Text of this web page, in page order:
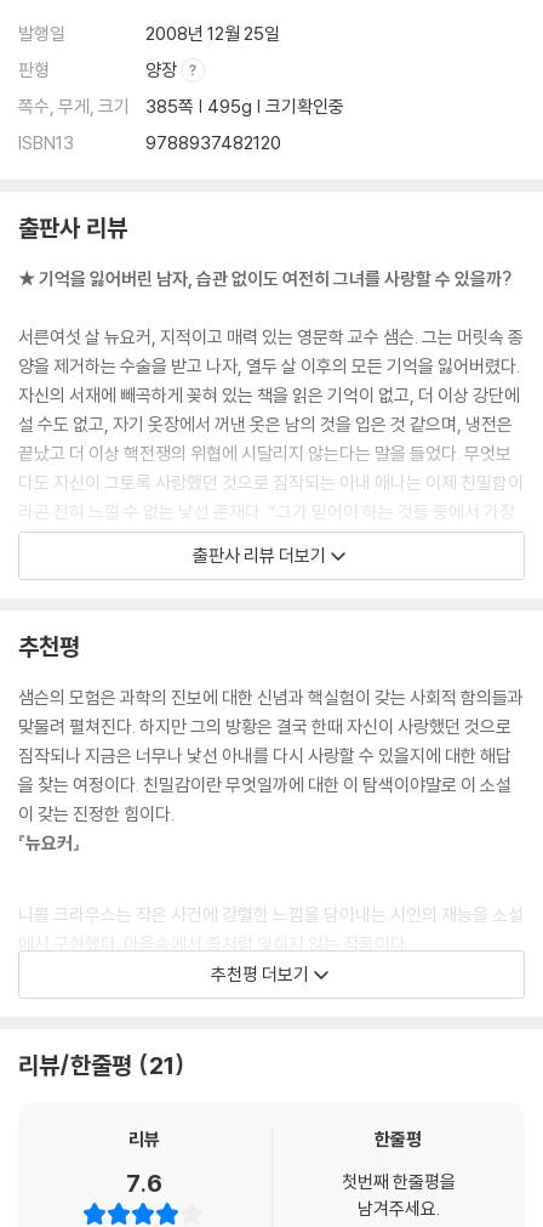
발행일
2008년 12월 25일
판형
양장
쪽수, 무게, 크기
385쪽 | 495g | 크기확인중
ISBN13
9788937482120
출판사 리뷰
★ 기억을 잃어버린 남자, 습관 없이도 여전히 그녀를 사랑할 수 있을까?
서른여섯 살 뉴요커, 지적이고 매력 있는 영문학 교수 샘슨. 그는 머릿속 종
양을 제거하는 수술을 받고 나자, 열두 살 이후의 모든 기억을 잃어버렸다.
자신의 서재에 빼곡하게 꽂혀 있는 책을 읽은 기억이 없고, 더 이상 강단에
설 수도 없고, 자기 옷장에서 꺼낸 옷은 남의 것을 입은 것 같으며, 냉전은
끝났고 더 이상 핵전쟁의 위협에 시달리지 않는다는 말을 들었다. 무엇보
다도 자신이 그토록 사랑했던 것으로 짐작되는 아내 애나는 이제 친밀함이
라곤 전혀 느낄 수 없는 낯선 존재다. “그가 믿어야 하는 것들 중에서 가장
이상한 일은, 지금 그의 옆에서 자고 있는 여자가 자기 아내라는 것이었
다.”(36쪽) 샘슨은 차라리 모든 걸 새로 시작하고 싶다. 샘슨이 애나에게
는 것 때문에 마치 자신이 어머니를 배신했다는 죄책감이 들었다. 샘슨은
애나가 자신에 대하여 자기도 모르는 사실을 더 많이 알고 있다는 데 적응
하기 힘들었다. 마치 오랫동안 자신을 관찰해 온 외계인과 대면하는 느낌
이다.
하지만 애나는 더 이상 예전의 그가 아닌 남편을 여전히 사랑하기에 매순
간 가슴이 무너져 내린다. 반면 샘슨은 무언가를 간절히 열망하는 애나의
있게 기다리려고 하지만 가끔은 감정적으로 무너지고 만다. “무엇보다 끔
찍한 건 내가 여전히 당신을 사랑한다는 거야. 난 당신을 잃어버렸는데 당
신은 여전히 여기 있어. 그게 뭣 같은 기분인지 내 심정을 조금이라도 공감
하느냐고?”(57쪽) 샘슨은 자신에 대한 애나의 기억이 무엇인지 간절히
기억 없이도 그녀를 여전히 사랑할 수 있을까? 샘슨은 결국 애나와 떨어져
“때때로 내가 죽었으면 당신이 더 행복했을 거라는 생각이 든단 말이야.”
그는 이것이 얼마나 잔인한 말인 줄 알면서도 어쨌든 그렇게 말해 버렸다.
애나는 주먹질을 당한 것처럼 보였고 울기 시작했다. 나중에 그는 사과했
출판사 리뷰 더보기
추천평
샘슨의 모험은 과학의 진보에 대한 신념과 핵실험이 갖는 사회적 함의들과
맞물려 펼쳐진다. 하지만 그의 방황은 결국 한때 자신이 사랑했던 것으로
짐작되나 지금은 너무나 낯선 아내를 다시 사랑할 수 있을지에 대한 해답
을 찾는 여정이다. 친밀감이란 무엇일까에 대한 이 탐색이야말로 이 소설
이 갖는 진정한 힘이다.
『뉴요커』
니콜 크라우스는 작은 사건에 강렬한 느낌을 담아내는 시인의 재능을 소설
에서 구현했다. 마음속에서 좀처럼 잊히지 않는 작품이다.
품을 고대하게 될 것이다.
추천평 더보기
리뷰/한줄평 21
리뷰
7.6
한줄평
첫번째 한줄평을
남겨주세요.